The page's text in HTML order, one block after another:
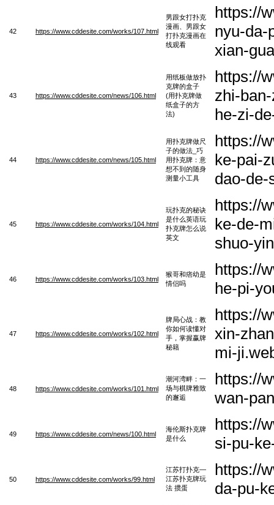
42 https://www.cddesite.com/works/107.html
男跟女打扑克
漫画、男跟女
打扑克漫画在
线观看
https://
nyu-da-
xian-
43 https://www.cddesite.com/news/106.html
用纸板做放扑
克牌的盒子
(用扑克牌做
纸盒子的方
法)
https://
zhi-
he-zi-
44 https://www.cddesite.com/news/105.html
用扑克牌做尺
子的做法_巧
用扑克牌：意
想不到的随身
测量小工具
https://
ke-pai-
dao-de-
45 https://www.cddesite.com/works/104.html
玩扑克的秘诀
是什么英语玩
扑克牌怎么说
英文
https://
ke-de-
shuo-
46 https://www.cddesite.com/works/103.html
猴哥和痞幼是
情侣吗
https://
he-pi-
47 https://www.cddesite.com/works/102.html
牌局心战：教
你如何读懂对
手，掌握赢牌
秘籍
https://
xin-
mi-
48 https://www.cddesite.com/works/101.html
潮河湾畔：一
场与棋牌雅致
的邂逅
https://
wan-
49 https://www.cddesite.com/news/100.html
海伦斯扑克牌
是什么
https://
si-pu-
50 https://www.cddesite.com/works/99.html
江苏打扑克—
江苏扑克牌玩
法 掼蛋
https://
da-pu-